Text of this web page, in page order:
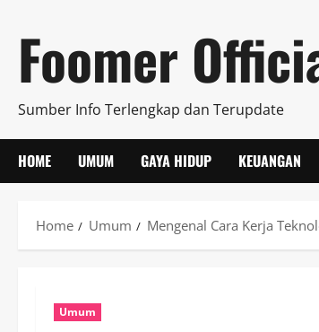
content
Foomer
Sumber Info Terlengkap dan Terupdate
HOME UMUM GAYA HIDUP KEUANGAN
Home Umum Mengenal Cara Kerja
Umum